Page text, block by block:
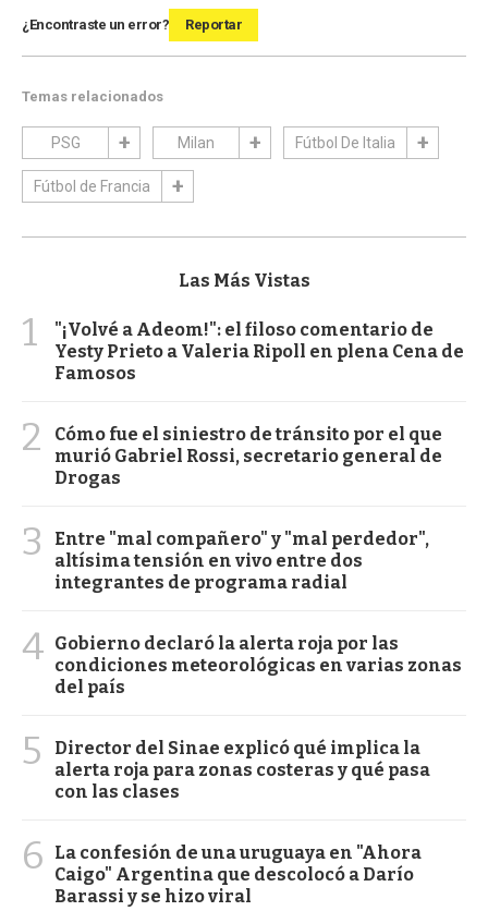
¿Encontraste un error? Reportar
Temas relacionados
PSG Milan Fútbol De Italia
Fútbol de Francia
Las Más Vistas
1
"¡Volvé a Adeom!": el filoso comentario de
Yesty Prieto a Valeria Ripoll en plena Cena de
Famosos
2
Cómo fue el siniestro de tránsito por el que
murió Gabriel Rossi, secretario general de
Drogas
3
Entre "mal compañero" y "mal perdedor",
altísima tensión en vivo entre dos
integrantes de programa radial
4 Gobierno declaró la alerta roja por las
condiciones meteorológicas en varias zonas
del país
5
Director del Sinae explicó qué implica la
alerta roja para zonas costeras y qué pasa
con las clases
6
La confesión de una uruguaya en "Ahora
Caigo" Argentina que descolocó a Darío
Barassi y se hizo viral